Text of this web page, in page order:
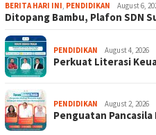
BERITA HARI INI, PENDIDIKAN August 6,
Ditopang Bambu, Plafon SDN
PENDIDIKAN August 4, 2026
Perkuat Literasi
PENDIDIKAN August 2, 2026
Penguatan